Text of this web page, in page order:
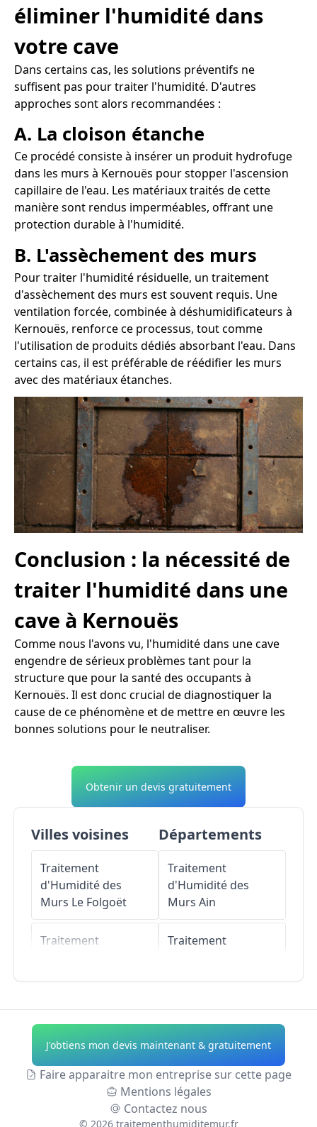
éliminer l'humidité dans
votre cave
Dans certains cas, les solutions préventifs ne
suffisent pas pour traiter l'humidité. D'autres
approches sont alors recommandées :
A. La cloison étanche
Ce procédé consiste à insérer un produit hydrofuge
dans les murs à Kernouës pour stopper l'ascension
capillaire de l'eau. Les matériaux traités de cette
manière sont rendus imperméables, offrant une
protection durable à l'humidité.
B. L'assèchement des murs
Pour traiter l'humidité résiduelle, un traitement
d'assèchement des murs est souvent requis. Une
ventilation forcée, combinée à déshumidificateurs à
Kernouës, renforce ce processus, tout comme
l'utilisation de produits dédiés absorbant l'eau. Dans
certains cas, il est préférable de réédifier les murs
avec des matériaux étanches.
Conclusion : la nécessité de
traiter l'humidité dans une
cave à Kernouës
Comme nous l'avons vu, l'humidité dans une cave
engendre de sérieux problèmes tant pour la
structure que pour la santé des occupants à
Kernouës. Il est donc crucial de diagnostiquer la
cause de ce phénomène et de mettre en œuvre les
bonnes solutions pour le neutraliser.
Obtenir un devis gratuitement
Villes voisines
Traitement
d'Humidité des
Murs Le Folgoët
Traitement
Traitement
d'Humidité des
Murs Saint-Frégant
Traitement
d'Humidité des
Lanarvily
Départements
Traitement
d'Humidité des
Murs Ain
Traitement
Traitement
d'Humidité des
Murs Allier
Traitement
d'Humidité des
MursAlpes-de-
J'obtiens mon devis maintenant & gratuitement
Faire apparaitre mon entreprise sur cette page
Mentions légales
Contactez nous
© 2026 traitementhumiditemur.fr